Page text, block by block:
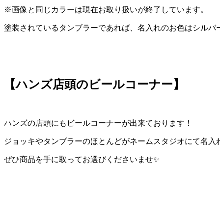
※画像と同じカラーは現在お取り扱いが終了しています。
塗装されているタンブラーであれば、名入れのお色はシルバ
【ハンズ店頭のビールコーナー】
ハンズの店頭にもビールコーナーが出来ております！
ジョッキやタンブラーのほとんどがネームスタジオにて名入
ぜひ商品を手に取ってお選びくださいませ✨